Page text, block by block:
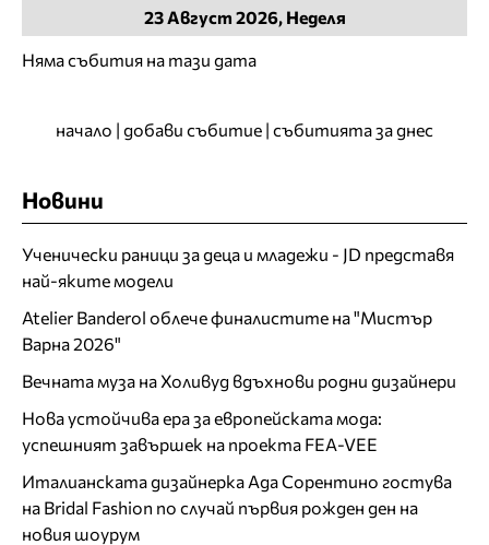
23Август 2026, Неделя
Няма събития на тази дата
начало | добави събитие | събитията за днес
Новини
Ученически раници за деца и младежи - JD представя
най-яките модели
Atelier Banderol облече финалистите на "Мистър
Варна 2026"
Вечната муза на Холивуд вдъхнови родни дизайнери
Нова устойчива ера за европейската мода:
успешният завършек на проекта FEA-VEE
Италианската дизайнерка Ада Сорентино гостува
на Bridal Fashion по случай първия рожден ден на
новия шоурум